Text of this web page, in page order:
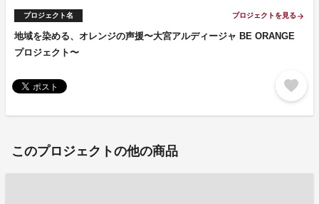
プロジェクト名 プロジェクトを見る arrow_forward
地域を染める、オレンジの声援〜大宮アルディージャ BE ORANGE
プロジェクト〜
favorite
このプロジェクトの他の商品